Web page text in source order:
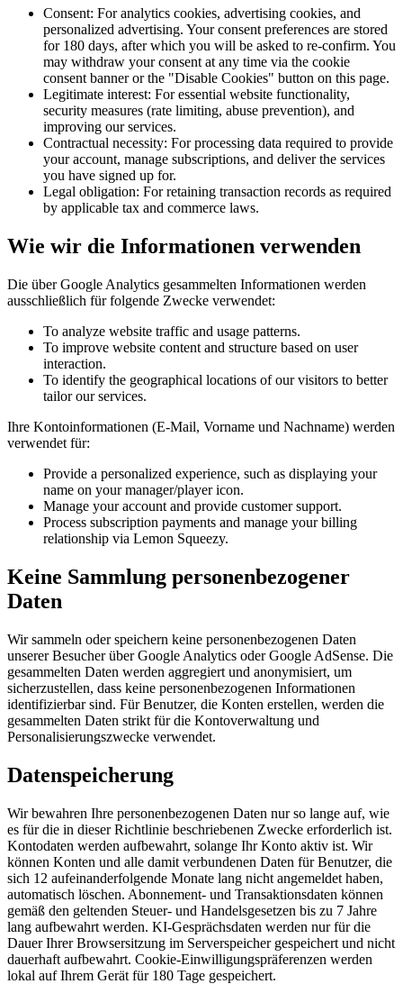
Consent: For analytics cookies, advertising cookies, and
personalized advertising. Your consent preferences are stored
for 180 days, after which you will be asked to re-confirm. You
may withdraw your consent at any time via the cookie
consent banner or the "Disable Cookies" button on this page.
Legitimate interest: For essential website functionality,
security measures (rate limiting, abuse prevention), and
improving our services.
Contractual necessity: For processing data required to provide
your account, manage subscriptions, and deliver the services
you have signed up for.
Legal obligation: For retaining transaction records as required
by applicable tax and commerce laws.
Wie wir die Informationen verwenden
Die über Google Analytics gesammelten Informationen werden
ausschließlich für folgende Zwecke verwendet:
To analyze website traffic and usage patterns.
To improve website content and structure based on user
interaction.
To identify the geographical locations of our visitors to better
tailor our services.
Ihre Kontoinformationen (E-Mail, Vorname und Nachname) werden
verwendet für:
Provide a personalized experience, such as displaying your
name on your manager/player icon.
Manage your account and provide customer support.
Process subscription payments and manage your billing
relationship via Lemon Squeezy.
Keine Sammlung personenbezogener
Daten
Wir sammeln oder speichern keine personenbezogenen Daten
unserer Besucher über Google Analytics oder Google AdSense. Die
gesammelten Daten werden aggregiert und anonymisiert, um
sicherzustellen, dass keine personenbezogenen Informationen
identifizierbar sind. Für Benutzer, die Konten erstellen, werden die
gesammelten Daten strikt für die Kontoverwaltung und
Personalisierungszwecke verwendet.
Datenspeicherung
Wir bewahren Ihre personenbezogenen Daten nur so lange auf, wie
es für die in dieser Richtlinie beschriebenen Zwecke erforderlich ist.
Kontodaten werden aufbewahrt, solange Ihr Konto aktiv ist. Wir
können Konten und alle damit verbundenen Daten für Benutzer, die
sich 12 aufeinanderfolgende Monate lang nicht angemeldet haben,
automatisch löschen. Abonnement- und Transaktionsdaten können
gemäß den geltenden Steuer- und Handelsgesetzen bis zu 7 Jahre
lang aufbewahrt werden. KI-Gesprächsdaten werden nur für die
Dauer Ihrer Browsersitzung im Serverspeicher gespeichert und nicht
dauerhaft aufbewahrt. Cookie-Einwilligungspräferenzen werden
lokal auf Ihrem Gerät für 180 Tage gespeichert.